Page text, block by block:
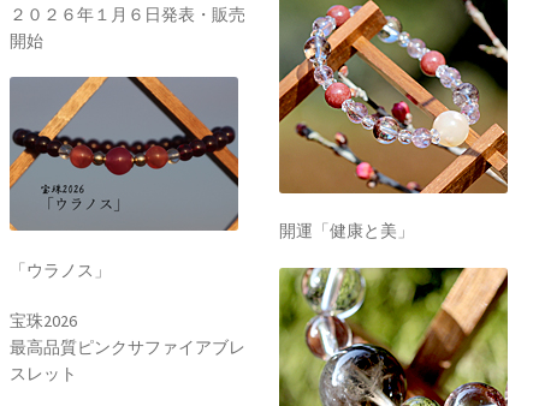
２０２６年１月６日発表・販売
開始
「ウラノス」
宝珠2026
最高品質ピンクサファイアブレ
スレット
開運「健康と美」